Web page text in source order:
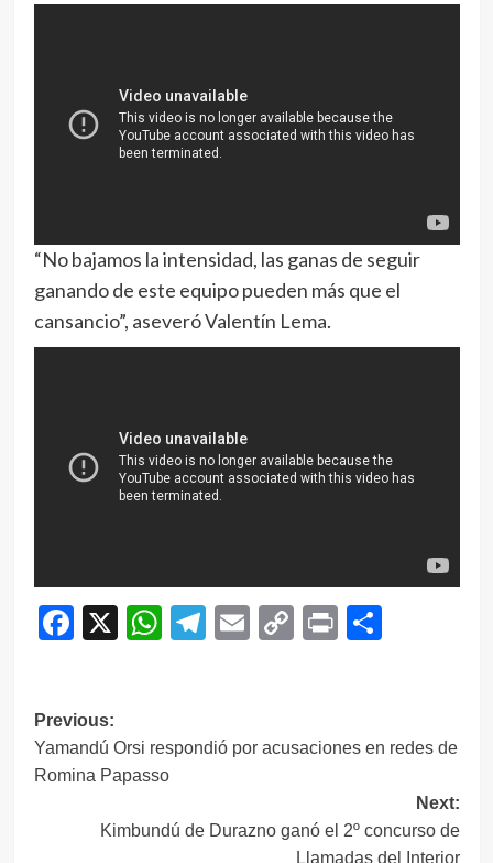
“No bajamos la intensidad, las ganas de seguir
ganando de este equipo pueden más que el
cansancio”, aseveró Valentín Lema.
Facebook
X WhatsApp
Telegram
EmailCopy
Print
Navegación
de
entradas
Previous:
Yamandú Orsi respondió por acusaciones en redes de
Romina Papasso
Next:
Kimbundú de Durazno ganó el 2º concurso de
Llamadas del Interior